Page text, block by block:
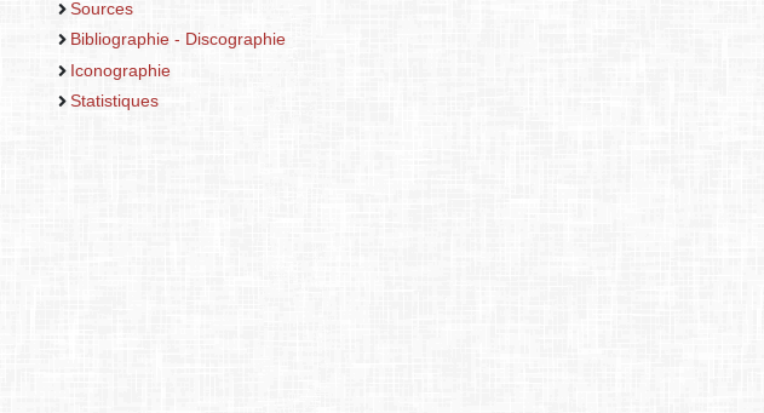
Sources
Bibliographie - Discographie
Iconographie
Statistiques